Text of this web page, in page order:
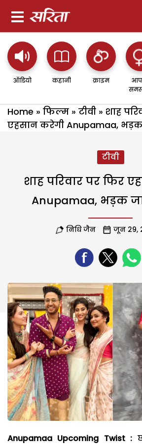
ऑडियो कहानी क्राइम
Home » फिल्म » टीवी » शाह
एहसान करेगी Anupamaa, भड़क
टीवी
शाह परिवार पर फिर
Anupamaa, भड़क
निधि जैन जून 29,
Anupamaa Upcoming Twist :